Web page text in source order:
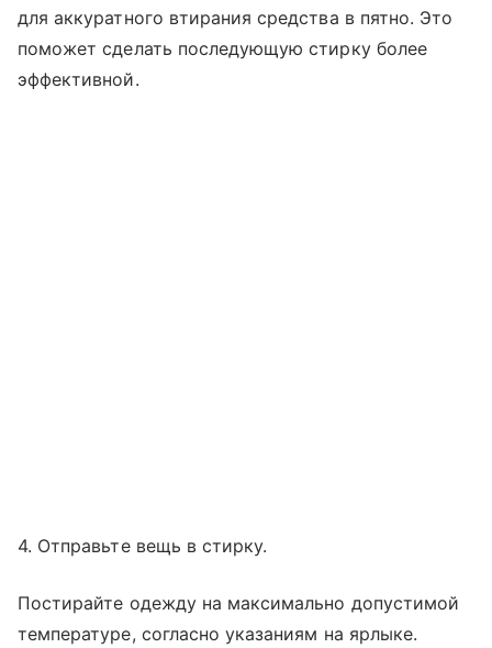
для аккуратного втирания средства в пятно. Это
поможет сделать последующую стирку более
эффективной.
4. Отправьте вещь в стирку.
Постирайте одежду на максимально допустимой
температуре, согласно указаниям на ярлыке.